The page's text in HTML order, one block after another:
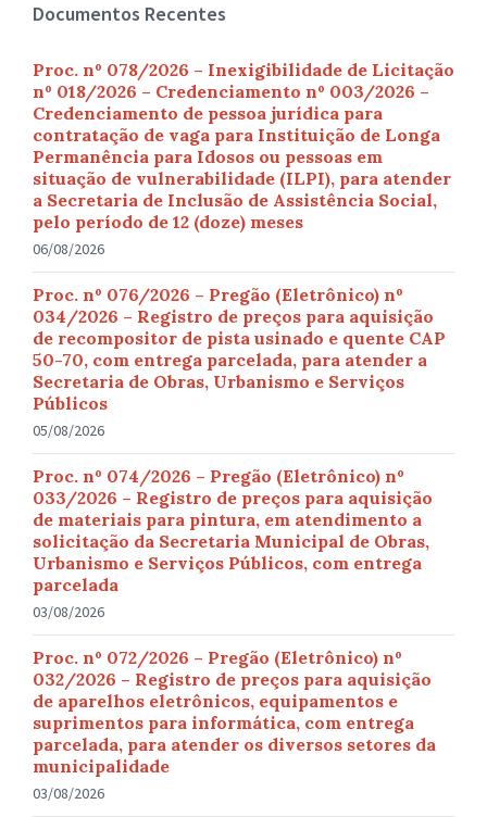
Documentos Recentes
Proc. nº 078/2026 – Inexigibilidade de Licitação
nº 018/2026 – Credenciamento nº 003/2026 –
Credenciamento de pessoa jurídica para
contratação de vaga para Instituição de Longa
Permanência para Idosos ou pessoas em
situação de vulnerabilidade (ILPI), para atender
a Secretaria de Inclusão de Assistência Social,
pelo período de 12 (doze) meses
06/08/2026
Proc. nº 076/2026 – Pregão (Eletrônico) nº
034/2026 – Registro de preços para aquisição
de recompositor de pista usinado e quente CAP
50-70, com entrega parcelada, para atender a
Secretaria de Obras, Urbanismo e Serviços
Públicos
05/08/2026
Proc. nº 074/2026 – Pregão (Eletrônico) nº
033/2026 – Registro de preços para aquisição
de materiais para pintura, em atendimento a
solicitação da Secretaria Municipal de Obras,
Urbanismo e Serviços Públicos, com entrega
parcelada
03/08/2026
Proc. nº 072/2026 – Pregão (Eletrônico) nº
032/2026 – Registro de preços para aquisição
de aparelhos eletrônicos, equipamentos e
suprimentos para informática, com entrega
parcelada, para atender os diversos setores da
municipalidade
03/08/2026